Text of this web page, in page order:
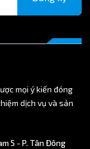
khi hệ thống
Ở Đâu?
04 chính
mọi ý kiến đóng
dịch vụ và sản
5 - P. Tân Đông